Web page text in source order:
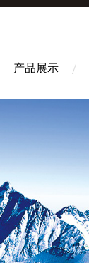
产品展示